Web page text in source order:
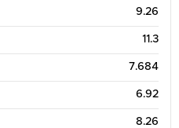
9.26
11.3
7.684
6.92
8.26